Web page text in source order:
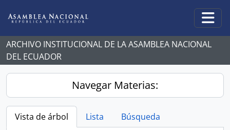
ARCHIVO INSTITUCIONAL DE LA ASAMBLEA NACIONAL
DEL ECUADOR
Navegar Materias:
Vista de árbol Lista
Búsqueda